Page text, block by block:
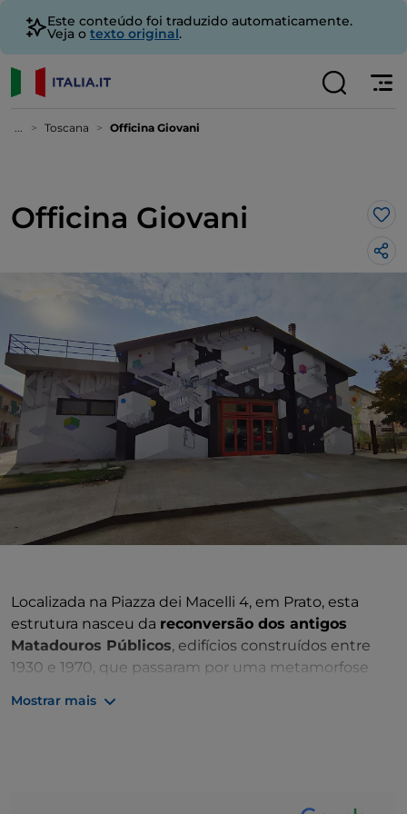
Este conteúdo foi traduzido automaticamente.
Veja o texto original.
... Toscana Officina Giovani
Officina Giovani
Localizada na Piazza dei Macelli 4, em Prato, esta
estrutura nasceu da reconversão dos antigos
Matadouros Públicos, edifícios construídos entre
1930 e 1970, que passaram por uma metamorfose
Mostrar mais